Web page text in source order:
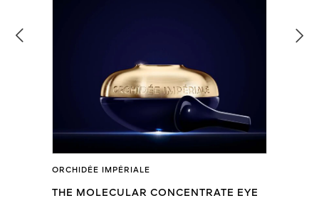
ORCHIDÉE IMPÉRIALE
THE MOLECULAR CONCENTRATE EYE